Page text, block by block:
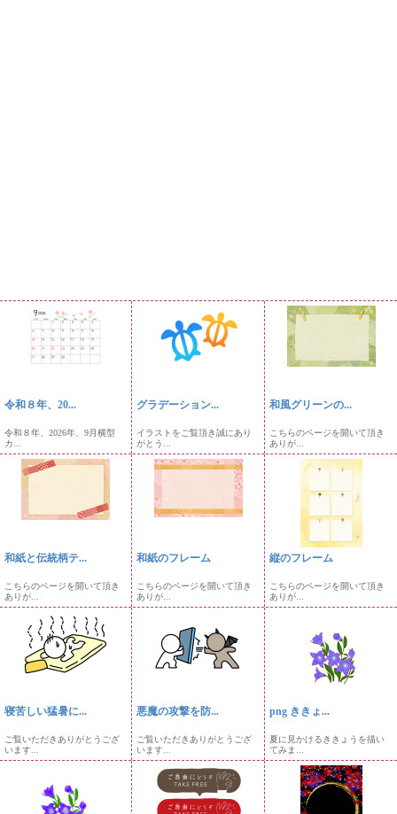
令和８年、20...
令和８年、2026年、9月横型
カ...
グラデーション...
イラストをご覧頂き誠にあり
がとう...
和風グリーンの...
こちらのページを開いて頂き
ありが...
和紙と伝統柄テ...
こちらのページを開いて頂き
ありが...
和紙のフレーム
こちらのページを開いて頂き
ありが...
縦のフレーム
こちらのページを開いて頂き
ありが...
寝苦しい猛暑に...
ご覧いただきありがとうござ
います...
悪魔の攻撃を防...
ご覧いただきありがとうござ
います...
png ききょ...
夏に見かけるききょうを描い
てみま...